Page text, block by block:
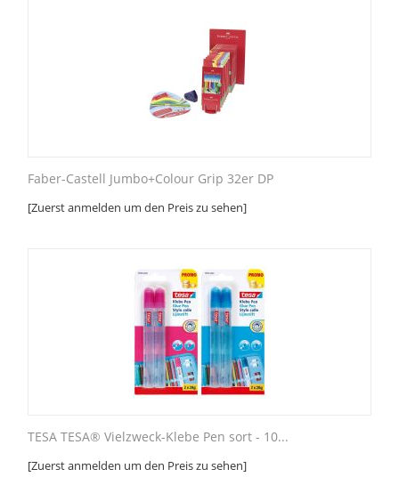
Faber-Castell Jumbo+Colour Grip 32er DP
[Zuerst anmelden um den Preis zu sehen]
TESA TESA® Vielzweck-Klebe Pen sort - 10...
[Zuerst anmelden um den Preis zu sehen]